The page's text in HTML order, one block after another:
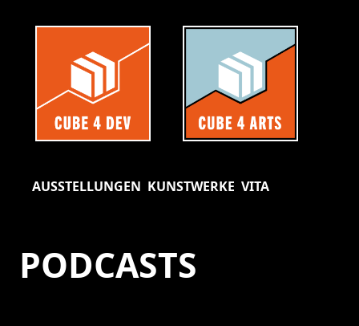
AUSSTELLUNGEN KUNSTWERKE VITA
PODCASTS